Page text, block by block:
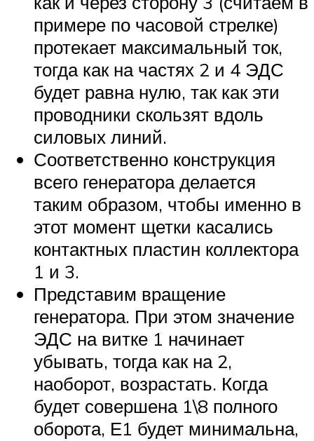
примере по часовой стрелке)
протекает максимальный ток,
тогда как на частях 2 и 4 ЭДС
будет равна нулю, так как эти
проводники скользят вдоль
силовых линий.
Соответственно конструкция
всего генератора делается
таким образом, чтобы именно в
этот момент щетки касались
контактных пластин коллектора
1 и 3.
Представим вращение
генератора. При этом значение
ЭДС на витке 1 начинает
убывать, тогда как на 2,
наоборот, возрастать. Когда
будет совершена 1\8 полного
оборота, Е1 будет минимальна,